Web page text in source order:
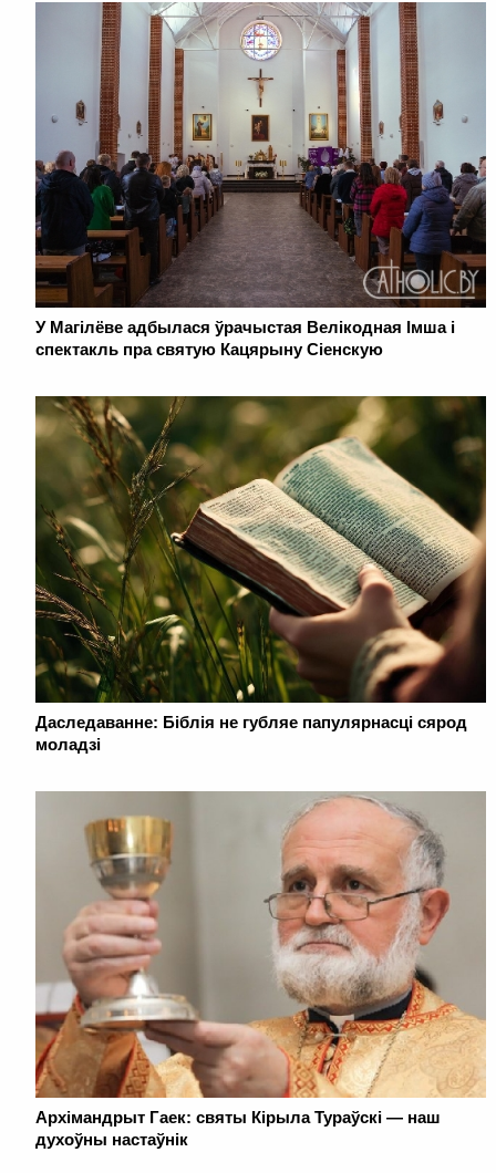
У Магілёве адбылася ўрачыстая Велікодная Імша і
спектакль пра святую Кацярыну Сіенскую
Даследаванне: Біблія не губляе папулярнасці сярод
моладзі
Архімандрыт Гаек: святы Кірыла Тураўскі — наш
духоўны настаўнік